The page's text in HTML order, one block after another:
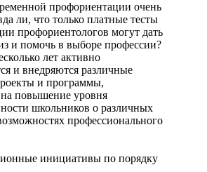
профориентации очень
ли, что только платные тесты
профориентологов могут дать
и помочь в выборе профессии?
лет активно
и внедряются различные
и программы,
повышение уровня
школьников о различных
профессионального
инициативы по порядку